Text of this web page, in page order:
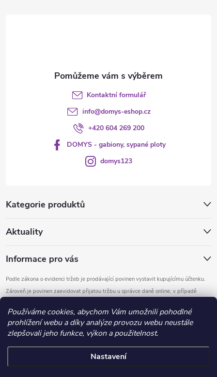
Používáme cookies, abychom Vám umožnili pohodlné
prohlížení webu a díky analýze provozu webu neustále
zlepšovali jeho funkce, výkon a použitelnost.
Nastavení
Kategorie produktů
Aktuality
Informace pro vás
Podle zákona o evidenci tržeb je prodávající povinen vystavit kupujícímu účtenku.
Zároveň je povinen zaevidovat přijatou tržbu u správce daně online; v případě
Kontaktní formulář
info@domys-eshop.cz
+420 604 269 200
DOMYS - gabiony, sypané ploty
domys123
Vytvořil Shoptet
Copyright 2026DOMYS. Všechna práva vyhrazena.